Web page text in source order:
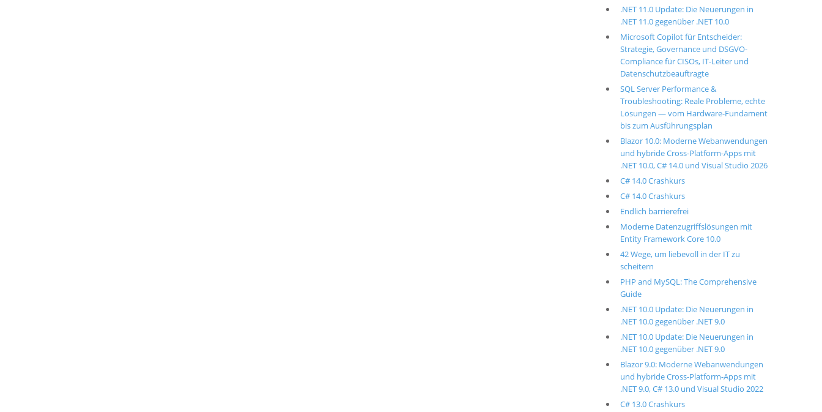
.NET 11.0 Update: Die Neuerungen in
.NET 11.0 gegenüber .NET 10.0
Microsoft Copilot für Entscheider:
Strategie, Governance und DSGVO-
Compliance für CISOs, IT-Leiter und
Datenschutzbeauftragte
SQL Server Performance &
Troubleshooting: Reale Probleme, echte
Lösungen — vom Hardware-Fundament
bis zum Ausführungsplan
Blazor 10.0: Moderne Webanwendungen
und hybride Cross-Platform-Apps mit
.NET 10.0, C# 14.0 und Visual Studio 2026
C# 14.0 Crashkurs
C# 14.0 Crashkurs
Endlich barrierefrei
Moderne Datenzugriffslösungen mit
Entity Framework Core 10.0
42 Wege, um liebevoll in der IT zu
scheitern
PHP and MySQL: The Comprehensive
Guide
.NET 10.0 Update: Die Neuerungen in
.NET 10.0 gegenüber .NET 9.0
.NET 10.0 Update: Die Neuerungen in
.NET 10.0 gegenüber .NET 9.0
Blazor 9.0: Moderne Webanwendungen
und hybride Cross-Platform-Apps mit
.NET 9.0, C# 13.0 und Visual Studio 2022
C# 13.0 Crashkurs